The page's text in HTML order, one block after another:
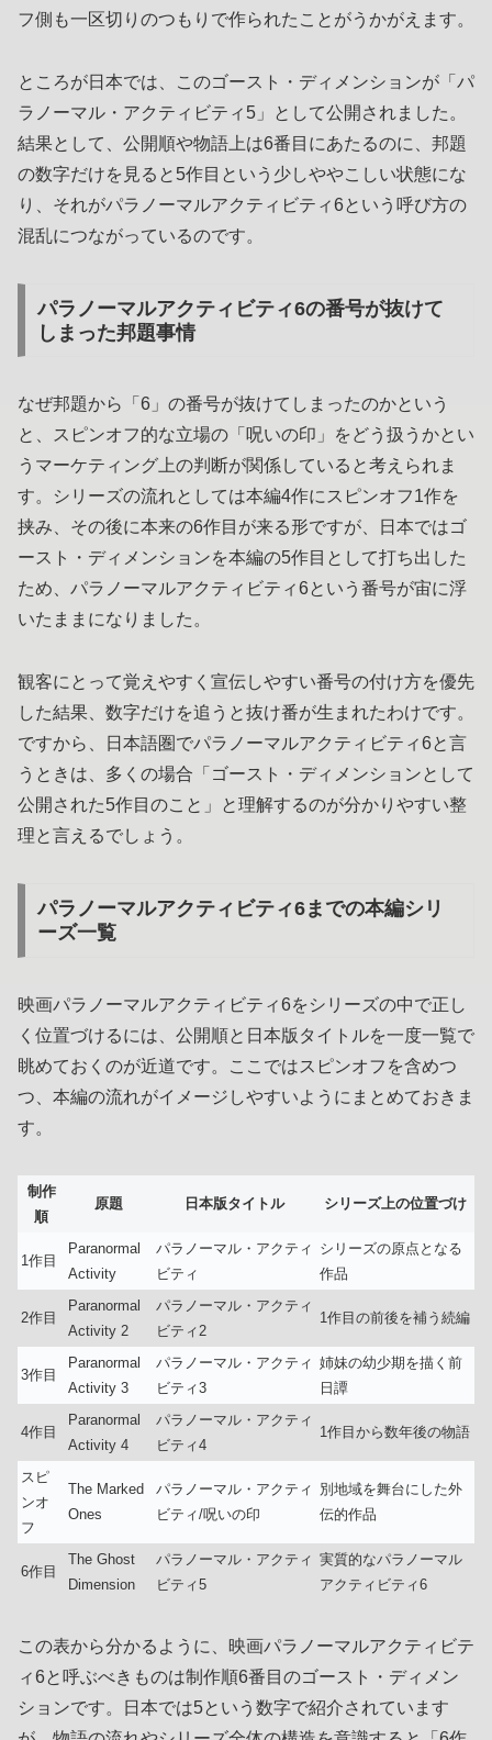
フ側も一区切りのつもりで作られたことがうかがえます。
ところが日本では、このゴースト・ディメンションが「パ
ラノーマル・アクティビティ5」として公開されました。
結果として、公開順や物語上は6番目にあたるのに、邦題
の数字だけを見ると5作目という少しややこしい状態にな
り、それがパラノーマルアクティビティ6という呼び方の
混乱につながっているのです。
パラノーマルアクティビティ6の番号が抜けて
しまった邦題事情
なぜ邦題から「6」の番号が抜けてしまったのかという
と、スピンオフ的な立場の「呪いの印」をどう扱うかとい
うマーケティング上の判断が関係していると考えられま
す。シリーズの流れとしては本編4作にスピンオフ1作を
挟み、その後に本来の6作目が来る形ですが、日本ではゴ
ースト・ディメンションを本編の5作目として打ち出した
ため、パラノーマルアクティビティ6という番号が宙に浮
いたままになりました。
観客にとって覚えやすく宣伝しやすい番号の付け方を優先
した結果、数字だけを追うと抜け番が生まれたわけです。
ですから、日本語圏でパラノーマルアクティビティ6と言
うときは、多くの場合「ゴースト・ディメンションとして
公開された5作目のこと」と理解するのが分かりやすい整
理と言えるでしょう。
パラノーマルアクティビティ6までの本編シリ
ーズ一覧
映画パラノーマルアクティビティ6をシリーズの中で正し
く位置づけるには、公開順と日本版タイトルを一度一覧で
眺めておくのが近道です。ここではスピンオフを含めつ
つ、本編の流れがイメージしやすいようにまとめておきま
す。
制作
順
原題 日本版タイトル シリーズ上の位置づけ
1作目
Paranormal
Activity
パラノーマル・アクティ
ビティ
シリーズの原点となる
作品
2作目
Paranormal
Activity 2
パラノーマル・アクティ
ビティ2
1作目の前後を補う続編
3作目
Paranormal
Activity 3
パラノーマル・アクティ
ビティ3
姉妹の幼少期を描く前
日譚
4作目
Paranormal
Activity 4
パラノーマル・アクティ
ビティ4
1作目から数年後の物語
スピ
ンオ
フ
The Marked
Ones
パラノーマル・アクティ
ビティ/呪いの印
別地域を舞台にした外
伝的作品
6作目
The Ghost
Dimension
パラノーマル・アクティ
ビティ5
実質的なパラノーマル
アクティビティ6
この表から分かるように、映画パラノーマルアクティビテ
ィ6と呼ぶべきものは制作順6番目のゴースト・ディメン
ションです。日本では5という数字で紹介されています